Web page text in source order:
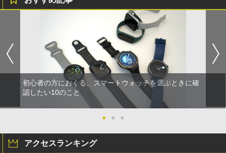
初心者の方におくる、スマートウォッチを選ぶときに確
認したい10のこと
● ● ●
アクセスランキング